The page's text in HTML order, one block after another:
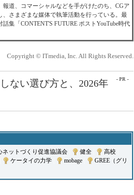
道、コマーシャルなどを手がけたのち、CGア
さまざまな媒体で執筆活動を行っている。最
集「CONTENT'S FUTURE ポストYouTube時代
Copyright © ITmedia, Inc. All Rights Reserved.
- PR -
ない選び方と、2026年
ネットづくり促進協議会 健全 高校
ケータイの力学 mobage
GREE（グリ